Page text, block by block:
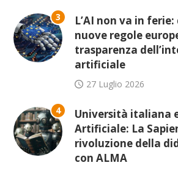
3
L’AI non va in
nuove regole
trasparenza
artificiale
27 Luglio 2026
4
Università italiana
Artificiale: La
rivoluzione della
con ALMA